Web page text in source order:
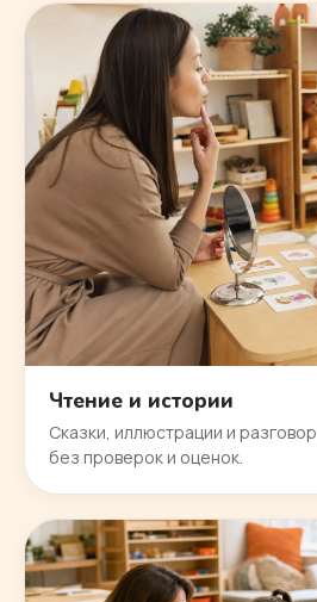
Чтение и истории
Сказки, иллюстрации и
без проверок и оценок.